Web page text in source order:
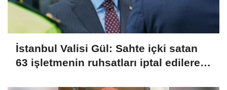
İstanbul Valisi Gül: Sahte içki satan
63 işletmenin ruhsatları iptal edilerek